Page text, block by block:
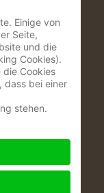
mit
Als
entstehen
nicht
Hochzeit, die
kirchliche
Einige von
Seite,
und die
Cookies).
die Cookies
dass bei einer
stehen.